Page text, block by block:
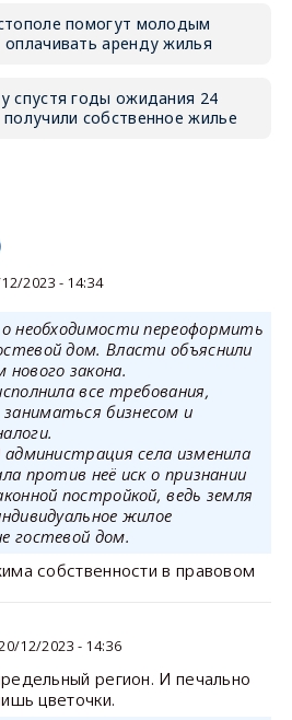
помогут молодым
аренду жилья
спустя годы ожидания 24
собственное жилье
2023 - 14:34
о необходимости переоформить
дом. Власти объяснили
закона.
все требования,
бизнесом и
села изменила
против неё иск о признании
постройкой, ведь земля
жилое
гостевой дом.
собственности в правовом
12/2023 - 14:36
регион. И печально
цветочки.